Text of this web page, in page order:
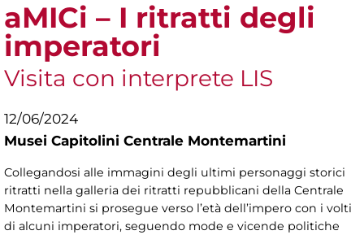
aMICi – I ritratti degli
imperatori
Visita con interprete LIS
12/06/2024
Musei Capitolini Centrale Montemartini
Collegandosi alle immagini degli ultimi personaggi storici
ritratti nella galleria dei ritratti repubblicani della Centrale
Montemartini si prosegue verso l’età dell’impero con i volti
di alcuni imperatori, seguendo mode e vicende politiche